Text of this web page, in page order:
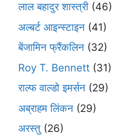
लाल बहादुर शास्त्री (46)
अल्बर्ट आइन्स्टाइन (41)
बेंजामिन फ्रैंकलिन (32)
Roy T. Bennett (31)
राल्फ वाल्डो इमर्सन (29)
अब्राहम लिंकन (29)
अरस्तु (26)